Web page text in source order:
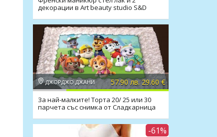
декорации в Art beauty studio S&D
ДЖОРДЖО ДЖАНИ 57.90 лв. 29.60 €
За най-малките! Торта 20/ 25 или 30
парчета със снимка от Сладкарница
-61%